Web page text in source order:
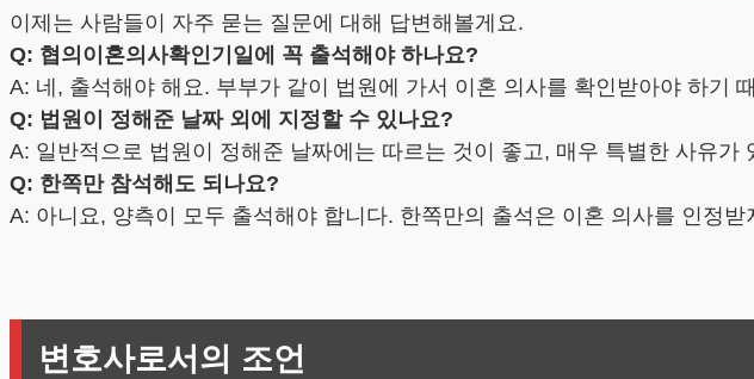
이제는 사람들이 자주 묻는 질문에 대해 답변해볼게요.
Q: 협의이혼의사확인기일에 꼭 출석해야 하나요?
A: 네, 출석해야 해요. 부부가 같이 법원에 가서 이혼 의사를 확인받아야 하기
Q: 법원이 정해준 날짜 외에 지정할 수 있나요?
A: 일반적으로 법원이 정해준 날짜에는 따르는 것이 좋고, 매우 특별한 사유
Q: 한쪽만 참석해도 되나요?
A: 아니요, 양측이 모두 출석해야 합니다. 한쪽만의 출석은 이혼 의사를 인정받
변호사로서의 조언